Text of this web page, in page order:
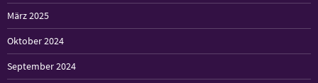
März 2025
Oktober 2024
September 2024